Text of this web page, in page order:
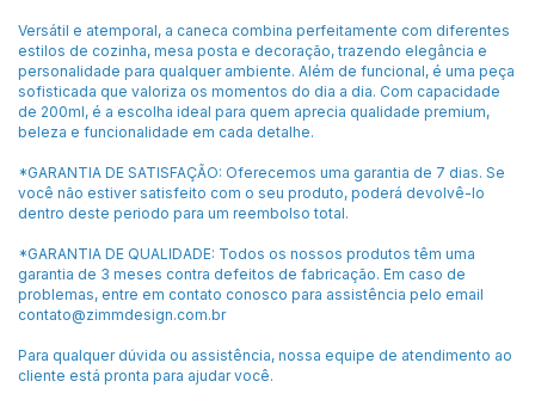
Versátil e atemporal, a caneca combina perfeitamente com diferentes
estilos de cozinha, mesa posta e decoração, trazendo elegância e
personalidade para qualquer ambiente. Além de funcional, é uma peça
sofisticada que valoriza os momentos do dia a dia. Com capacidade
de 200ml, é a escolha ideal para quem aprecia qualidade premium,
beleza e funcionalidade em cada detalhe.
*GARANTIA DE SATISFAÇÃO: Oferecemos uma garantia de 7 dias. Se
você não estiver satisfeito com o seu produto, poderá devolvê-lo
dentro deste periodo para um reembolso total.
*GARANTIA DE QUALIDADE: Todos os nossos produtos têm uma
garantia de 3 meses contra defeitos de fabricação. Em caso de
problemas, entre em contato conosco para assistência pelo email
contato@zimmdesign.com.br
Para qualquer dúvida ou assistência, nossa equipe de atendimento ao
cliente está pronta para ajudar você.